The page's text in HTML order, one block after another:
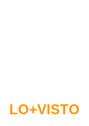
LO+VISTO